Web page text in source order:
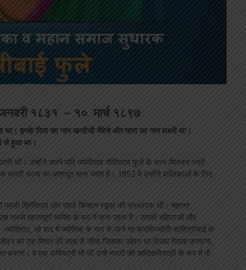
जनवरी १८३१ – १० मार्च १८९७
इनके पिता का नाम खन्दोजी नैवेसे और माता का नाम लक्ष्मी था।
से हुआ था।
थीं। उन्होंने अपने पति ज्योतिराव गोविंदराव फुले के साथ मिलकर स्त्री
मराठी काव्य का अग्रदूत माना जाता है। 1852 में उन्होंने बालिकाओं के लिए
पहली प्रिंसिपल और पहले किसान स्कूल की संस्थापक थीं। महात्मा
सबसे महत्त्वपूर्ण व्यक्ति के रूप में माना जाता है। उनको महिलाओं और
जो बाद में ज्योतिबा के नाम से जाने गए क्रांतिज्योति सावित्रीबाई के
को एक मिशन की तरह से जीया जिसका उद्देश्य था विधवा विवाह करवाना,
बनाना। वे एक कवियत्री भी थीं उन्हें मराठी की आदिकवियत्री के रूप में भी